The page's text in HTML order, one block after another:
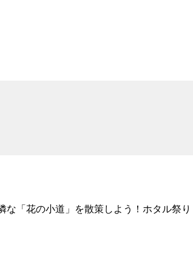
な「花の小道」を散策しよう！ホタル祭